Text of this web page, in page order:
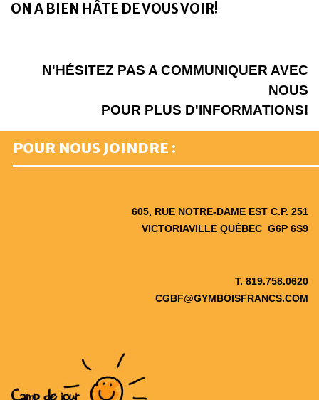
ON A BIEN HÂTE DE VOUS VOIR!
N'HÉSITEZ PAS A COMMUNIQUER AVEC
NOUS
POUR PLUS D'INFORMATIONS!
POUR NOUS JOINDRE :
605, RUE NOTRE-DAME EST C.P. 251
VICTORIAVILLE QUÉBEC G6P 6S9
T. 819.758.0620
CGBF@GYMBOISFRANCS.COM